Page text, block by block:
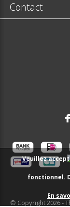
Contact
© Copyright2026-
Veuillez
fonctionnel.
En